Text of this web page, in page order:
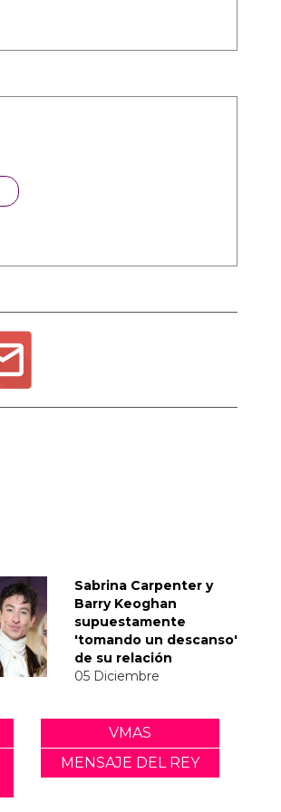
Sabrina Carpenter y
Barry Keoghan
supuestamente
'tomando un descanso'
de su relación
05 Diciembre
VMAS
MENSAJE DEL REY